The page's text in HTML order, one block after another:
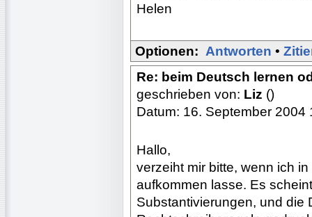
Helen
Optionen: Antworten •
Re: beim Deutsch lernen
geschrieben von: Liz ()
Datum: 16. September 2004
Hallo,
verzeiht mir bitte, wenn ich
aufkommen lasse. Es
Substantivierungen, und die